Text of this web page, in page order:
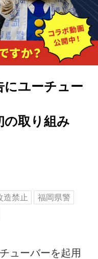
にユーチュー
取り組み
造禁止
福岡県警
ューバーを起用